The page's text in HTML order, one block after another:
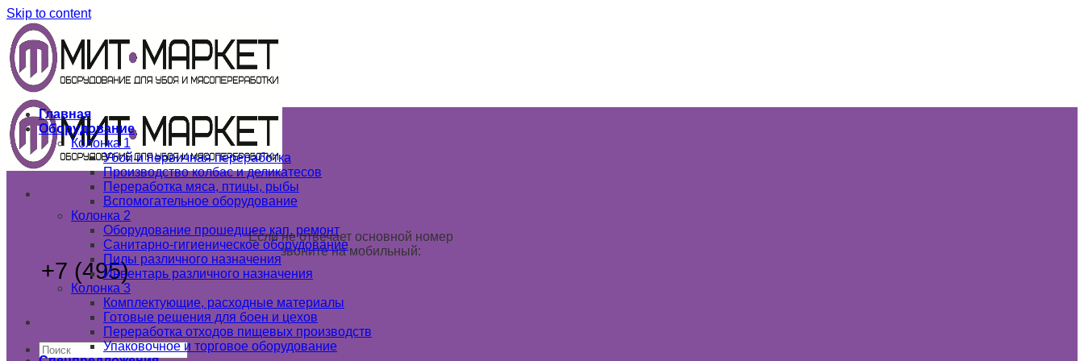
Skip to content
+7 (495)789 03 02
Если не отвечает основной номер
звоните на мобильный:
+7 (985) 178 08 25
+7 (925) 179 18 24
Главная
Оборудование
Колонка 1
Убой и первичная переработка
Производство колбас и деликатесов
Переработка мяса, птицы, рыбы
Вспомогательное оборудование
Колонка 2
Оборудование прошедшее кап. ремонт
Санитарно-гигиеническое оборудование
Пилы различного назначения
Инвентарь различного назначения
Колонка 3
Комплектующие, расходные материалы
Готовые решения для боен и цехов
Переработка отходов пищевых производств
Упаковочное и торговое оборудование